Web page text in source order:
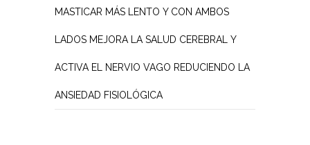
MASTICAR MÁS LENTO Y CON AMBOS
LADOS MEJORA LA SALUD CEREBRAL Y
ACTIVA EL NERVIO VAGO REDUCIENDO LA
ANSIEDAD FISIOLÓGICA